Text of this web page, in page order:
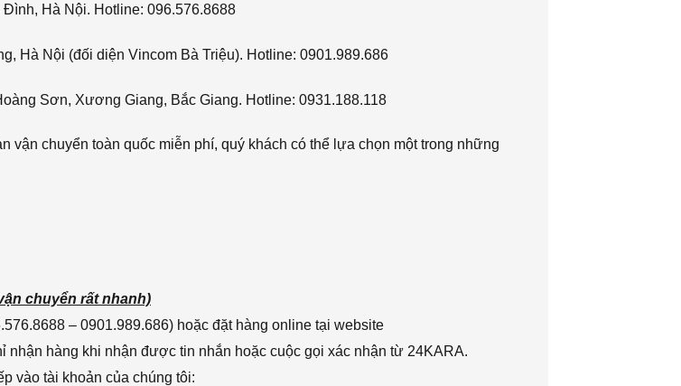
Hà Nội. Hotline: 096.576.8688
Hà Nội (đối diện Vincom Bà Triệu). Hotline: 0901.989.686
Sơn, Xương Giang, Bắc Giang. Hotline: 0931.188.118
chuyển toàn quốc miễn phí, quý khách có thể lựa chọn một trong những
chuyển rất nhanh)
– 0901.989.686) hoặc đặt hàng online tại website
nhận hàng khi nhận được tin nhắn hoặc cuộc gọi xác nhận từ 24KARA.
vào tài khoản của chúng tôi: